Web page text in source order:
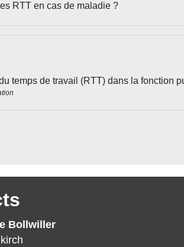
RTT en cas de maladie ?
temps de travail (RTT) dans la fonction
Bollwiller